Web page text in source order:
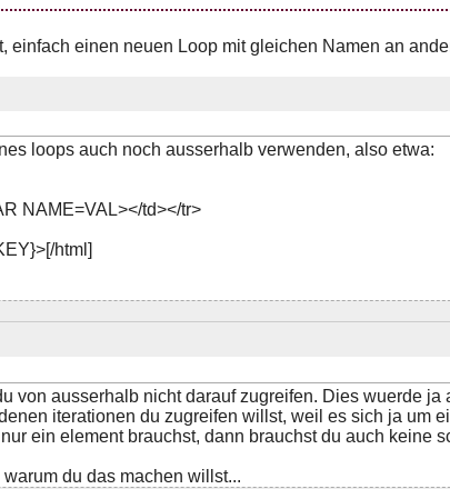
einfach einen neuen Loop mit gleichen Namen an
loops auch noch ausserhalb verwenden, also etwa:
NAME=VAL></td></tr>
html]
von ausserhalb nicht darauf zugreifen. Dies wuerde ja
iterationen du zugreifen willst, weil es sich ja um
ein element brauchst, dann brauchst du auch keine
du das machen willst...